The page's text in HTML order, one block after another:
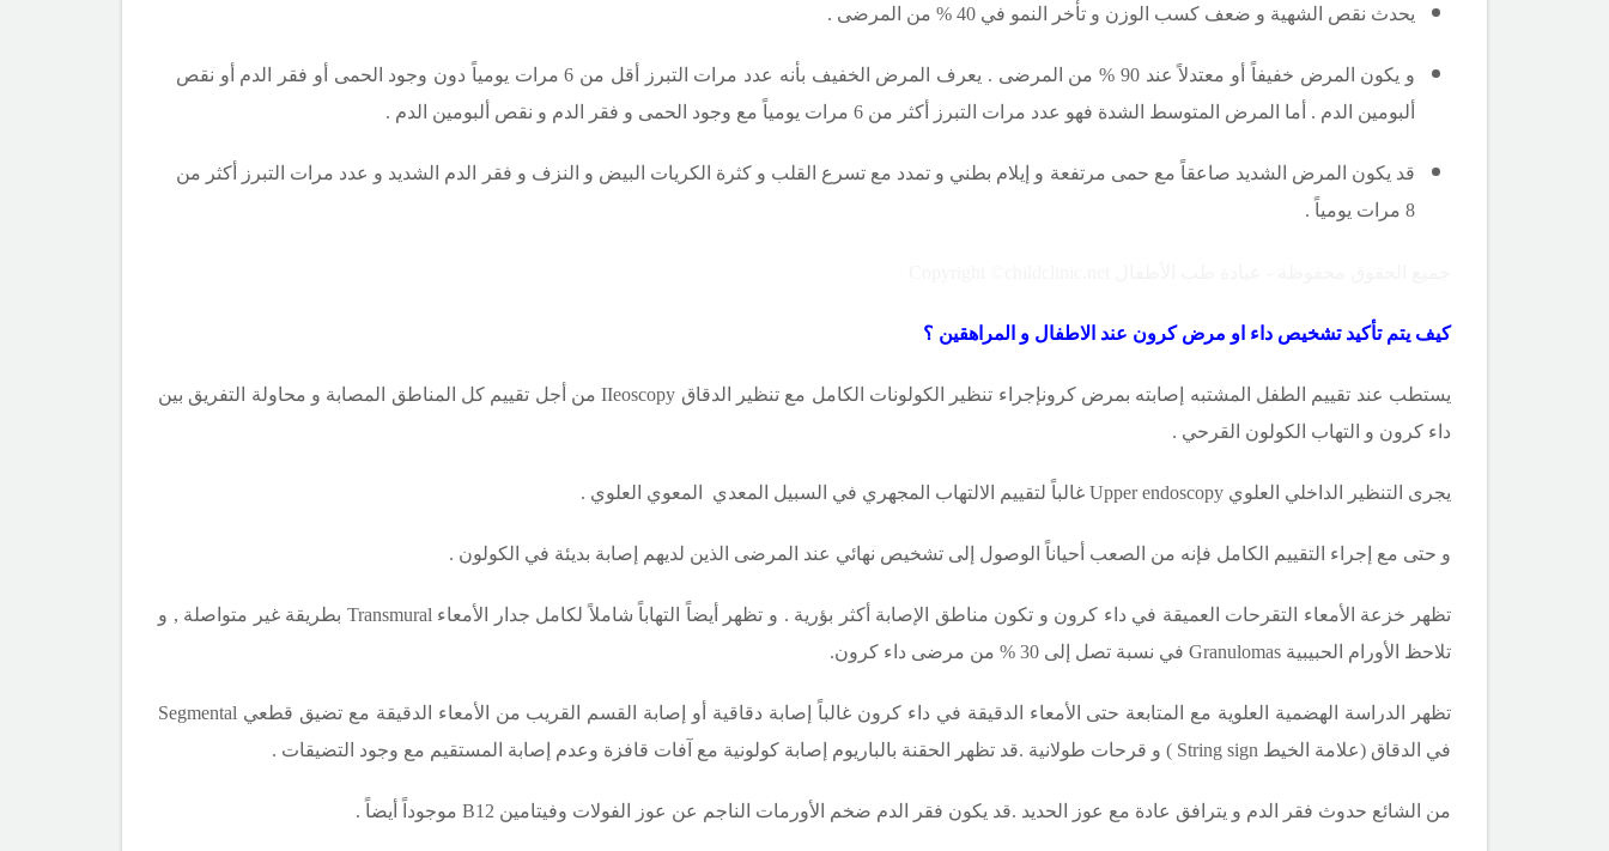
يحدث نقص الشهية و ضعف كسب الوزن و تأخر النمو في 40 % من المرضى .
و يكون المرض خفيفاً أو معتدلاً عند 90 % من المرضى . يعرف المرض الخفيف بأنه عدد مرات التبرز أقل من 6 مرات يومياً دون وجود الحمى أو فقر الدم أو نقص
ألبومين الدم . أما المرض المتوسط الشدة فهو عدد مرات التبرز أكثر من 6 مرات يومياً مع وجود الحمى و فقر الدم و نقص ألبومين الدم .
قد يكون المرض الشديد صاعقاً مع حمى مرتفعة و إيلام بطني و تمدد مع تسرع القلب و كثرة الكريات البيض و النزف و فقر الدم الشديد و عدد مرات التبرز أكثر من
8 مرات يومياً .
كيف يتم تأكيد تشخيص داء او مرض كرون عند الاطفال و المراهقين ؟
يستطب عند تقييم الطفل المشتبه إصابته بمرض كرونإجراء تنظير الكولونات الكامل مع تنظير الدقاق IIeoscopy من أجل تقييم كل المناطق المصابة و محاولة التفريق بين
داء كرون و التهاب الكولون القرحي .
يجرى التنظير الداخلي العلوي Upper endoscopy غالباً لتقييم الالتهاب المجهري في السبيل المعدي المعوي العلوي .
و حتى مع إجراء التقييم الكامل فإنه من الصعب أحياناً الوصول إلى تشخيص نهائي عند المرضى الذين لديهم إصابة بديئة في الكولون .
تظهر خزعة الأمعاء التقرحات العميقة في داء كرون و تكون مناطق الإصابة أكثر بؤرية . و تظهر أيضاً التهاباً شاملاً لكامل جدار الأمعاء Transmural بطريقة غير متواصلة , و
تلاحظ الأورام الحبيبية Granulomas في نسبة تصل إلى 30 % من مرضى داء كرون.
تظهر الدراسة الهضمية العلوية مع المتابعة حتى الأمعاء الدقيقة في داء كرون غالباً إصابة دقاقية أو إصابة القسم القريب من الأمعاء الدقيقة مع تضيق قطعي Segmental
في الدقاق (علامة الخيط String sign ) و قرحات طولانية .قد تظهر الحقنة بالباريوم إصابة كولونية مع آفات قافزة وعدم إصابة المستقيم مع وجود التضيقات .
من الشائع حدوث فقر الدم و يترافق عادة مع عوز الحديد .قد يكون فقر الدم ضخم الأورمات الناجم عن عوز الفولات وفيتامين B12 موجوداً أيضاً .